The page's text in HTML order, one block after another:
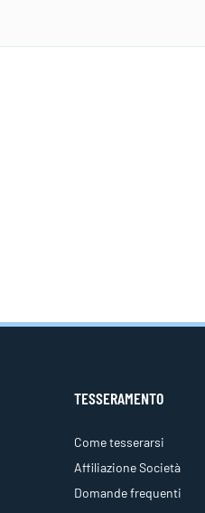
TESSERAMENTO
Come tesserarsi
Affiliazione Società
Domande frequenti